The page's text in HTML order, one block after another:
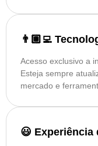
👨🏽‍💻
Acesso exclusivo a
Esteja sempre
mercado e
😃 Experiência